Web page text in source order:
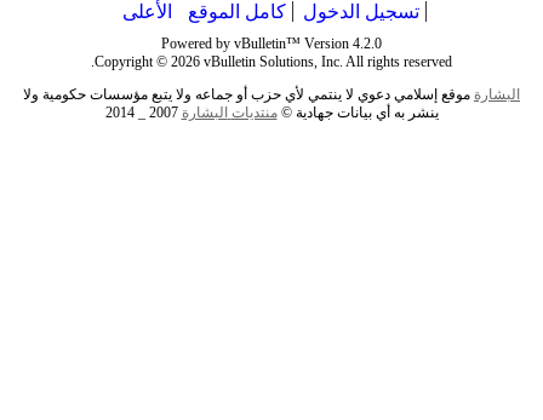
تسجيل الدخول كامل الموقع الأعلى
Powered by vBulletin™ Version 4.2.0
Copyright © 2026 vBulletin Solutions, Inc. All rights reserved.
البشارة موقع إسلامي دعوي لا ينتمي لأي حزب أو جماعه ولا يتبع مؤسسات حكومية ولا
ينشر به أي بيانات جهادية © منتديات البشارة 2007 _ 2014